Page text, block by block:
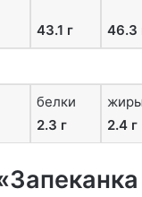
43.1 г 46.3
белки
2.3 г
жиры
2.4 г